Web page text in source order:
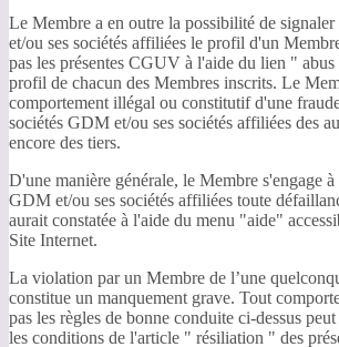
Le Membre a en outre la possibilité de
et/ou ses sociétés affiliées le profil d'un
pas les présentes CGUV à l'aide du lien "
profil de chacun des Membres inscrits. Le
comportement illégal ou constitutif d'une
sociétés GDM et/ou ses sociétés affiliées des
encore des tiers.
D'une manière générale, le Membre s'engage
GDM et/ou ses sociétés affiliées toute
aurait constatée à l'aide du menu "aide"
Site Internet.
La violation par un Membre de l’une
constitue un manquement grave. Tout
pas les règles de bonne conduite ci-dessus
les conditions de l'article " résiliation " des